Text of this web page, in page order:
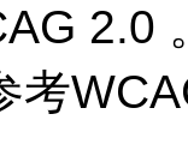
2.0
考